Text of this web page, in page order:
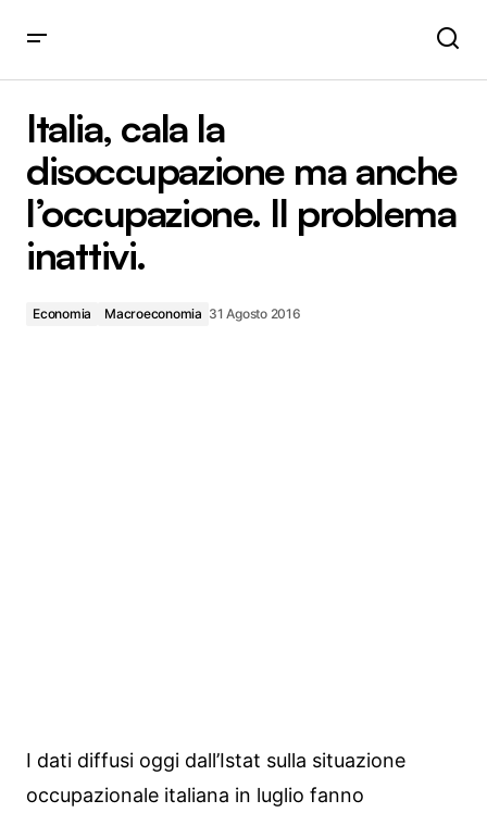
problema inattivi.
Italia, cala la
disoccupazione ma anche
l’occupazione. Il problema
inattivi.
Economia Macroeconomia 31 Agosto 2016
I dati diffusi oggi dall’Istat sulla situazione
occupazionale italiana in luglio fanno